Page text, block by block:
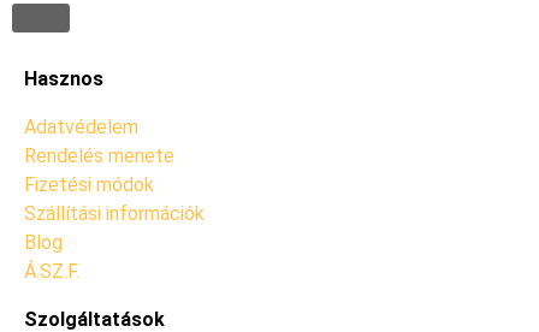
Hasznos
Adatvédelem
Rendelés menete
Fizetési módok
Szállítási információk
Blog
Á.SZ.F.
Szolgáltatások